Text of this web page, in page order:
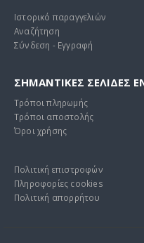
Ιστορικό παραγγελιών
Αναζήτηση
Σύνδεση - Εγγραφή
ΣΗΜΑΝΤΙΚΕΣ ΣΕΛΙΔΕΣ
Τρόποι πληρωμής
Τρόποι αποστολής
Όροι χρήσης
Πολιτική επιστροφών
Πληροφορίες cookies
Πολιτική απορρήτου